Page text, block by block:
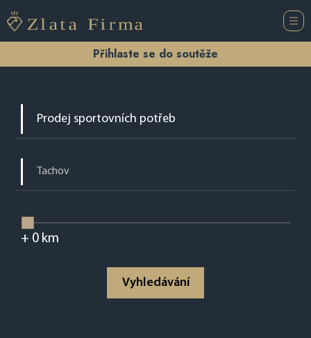
Přihlaste se do soutěže
+ 0km
Vyhledávání